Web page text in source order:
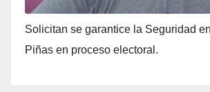
Solicitan se garantice la Seguridad
Piñas en proceso electoral.